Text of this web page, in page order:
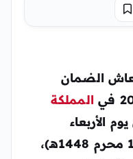
حفظ
الضمان
المملكة
الأربعاء
الموافق 1 يوليو 2026 (16 محرم 1448هـ)،